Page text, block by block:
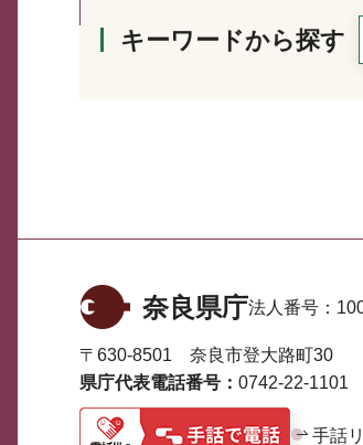
キーワードから探す
奈良県庁法人番号：
〒630-8501 奈良市登大路町30
県庁代表電話番号： 0742-22-1101
手話